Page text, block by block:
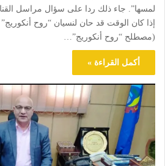
لمسها”. جاء ذلك ردا على سؤال مراسل
إذا كان الوقت قد حان لنسيان “روح
(مصطلح “روح أنكوريج”…
أكمل القراءة »